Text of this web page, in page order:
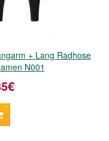
+ Lang Radhose
N001